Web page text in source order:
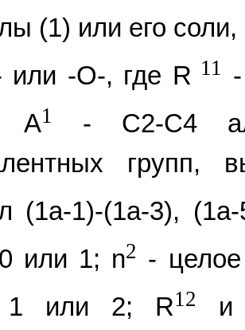
(1) или его соли,
или -О-, где R 11
А1
- С2-С4
групп,
(1a-1)-(1а-3),
или 1; n2 -
1 или 2; R12
и